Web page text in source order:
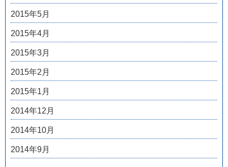
2015年5月
2015年4月
2015年3月
2015年2月
2015年1月
2014年12月
2014年10月
2014年9月